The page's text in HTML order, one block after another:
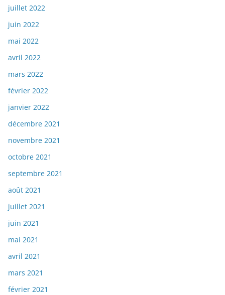
juillet 2022
juin 2022
mai 2022
avril 2022
mars 2022
février 2022
janvier 2022
décembre 2021
novembre 2021
octobre 2021
septembre 2021
août 2021
juillet 2021
juin 2021
mai 2021
avril 2021
mars 2021
février 2021